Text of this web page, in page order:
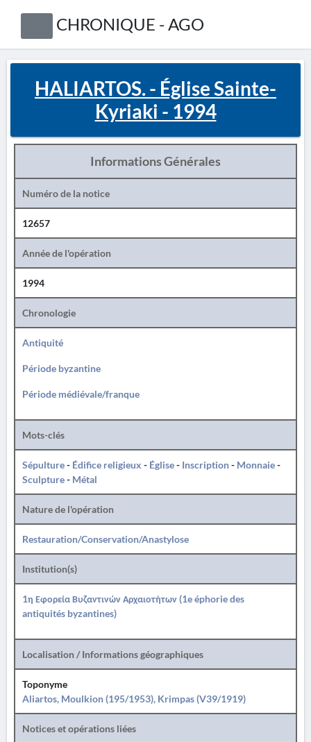
CHRONIQUE - AGO
HALIARTOS. - Église Sainte-
Kyriaki - 1994
Informations Générales
Numéro de la notice
12657
Année de l'opération
1994
Chronologie
Antiquité
Période byzantine
Période médiévale/franque
Mots-clés
Sépulture- Édifice religieux - Église- Inscription- Monnaie-
Sculpture- Métal
Nature de l'opération
Restauration/Conservation/Anastylose
Institution(s)
1η Εφορεία Βυζαντινών Αρχαιοτήτων (1e éphorie des
antiquités byzantines)
Localisation / Informations géographiques
Toponyme
Aliartos, Moulkion (195/1953), Krimpas (V39/1919)
Notices et opérations liées